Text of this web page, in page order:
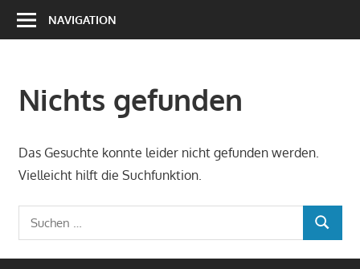
Zum
Inhalt
NAVIGATION
Nichts gefunden
Das Gesuchte konnte leider nicht gefunden werden.
Vielleicht hilft die Suchfunktion.
Suchen
nach:
SUCHEN